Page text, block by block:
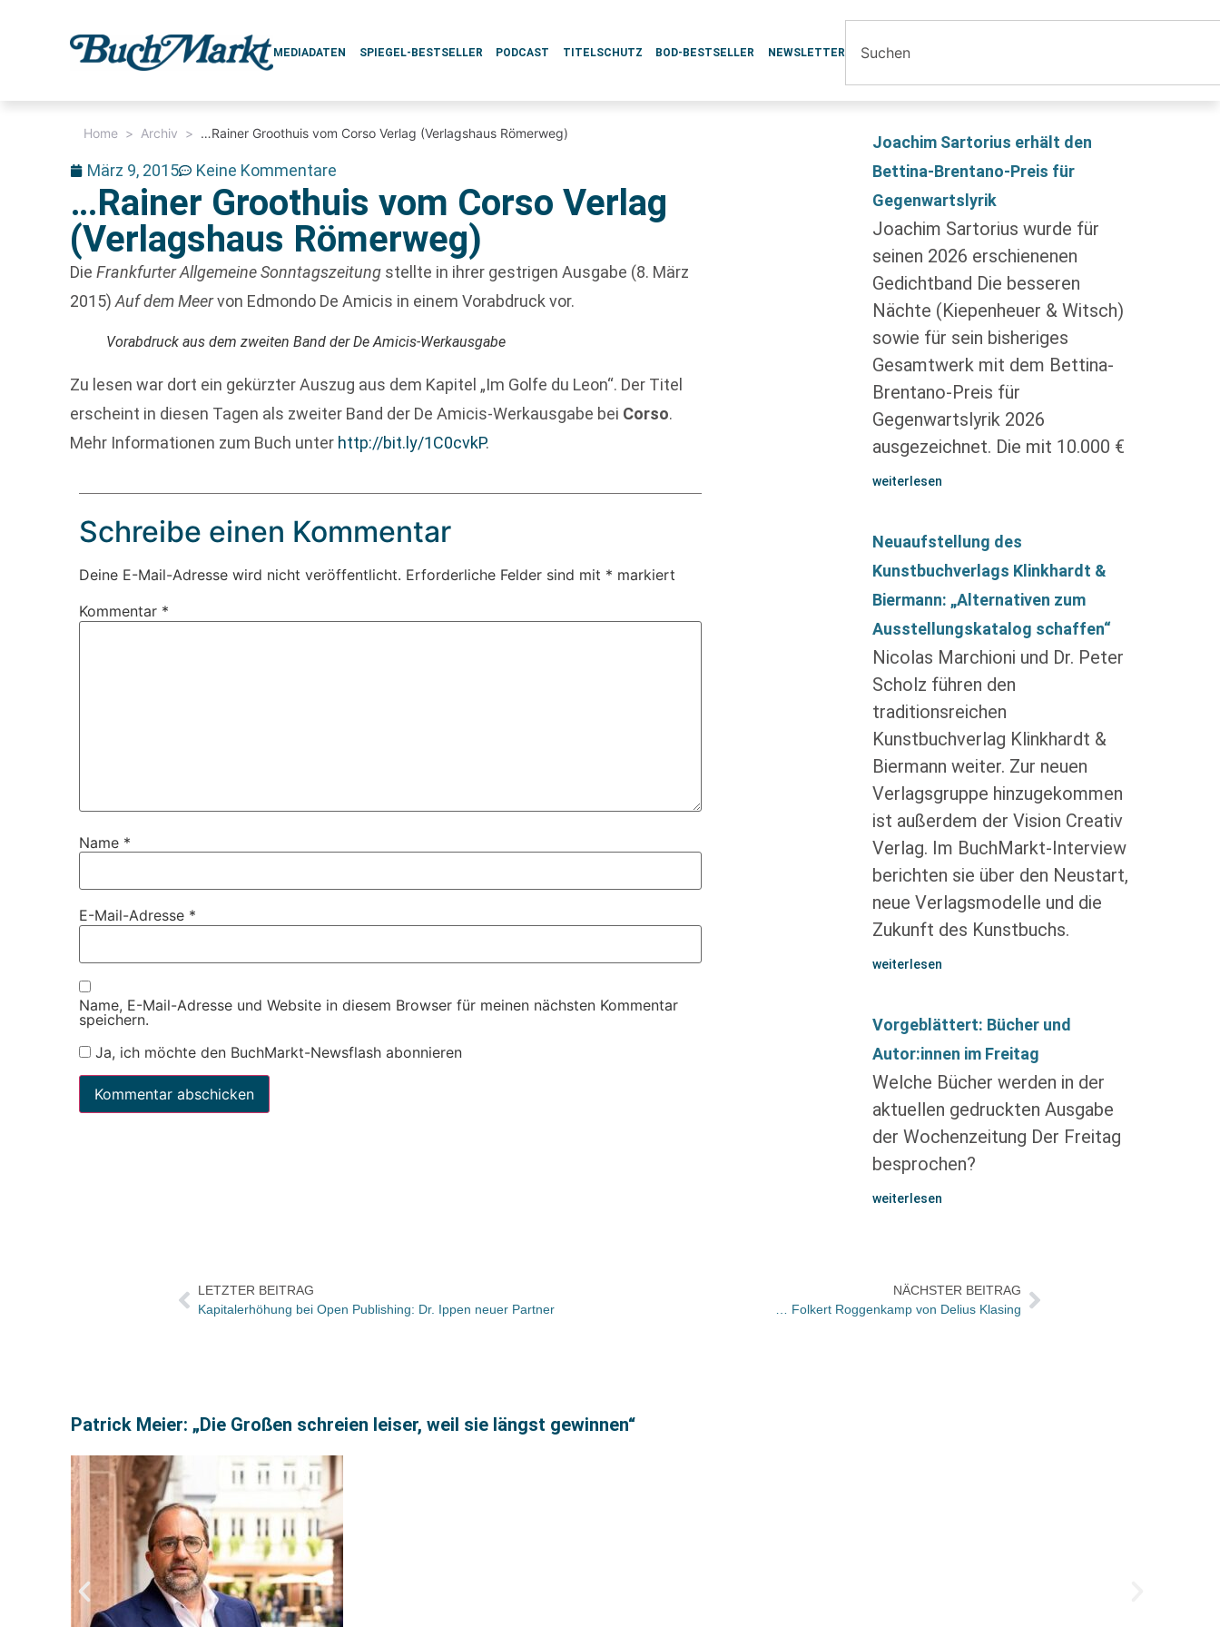
MEDIADATEN SPIEGEL-BESTSELLER PODCAST TITELSCHUTZ BOD-BESTSELLER NEWSLETTER
Home > Archiv > …Rainer Groothuis vom Corso Verlag (Verlagshaus Römerweg)
März 9, 2015 Keine Kommentare
…Rainer Groothuis vom Corso Verlag
(Verlagshaus Römerweg)
DieFrankfurter Allgemeine Sonntagszeitung stellte in ihrer gestrigen Ausgabe (8. März
2015)Auf dem Meervon Edmondo De Amicis in einem Vorabdruck vor.
Vorabdruck aus dem zweiten Band der De Amicis-Werkausgabe
Zu lesen war dort ein gekürzter Auszug aus dem Kapitel „Im Golfe du Leon“. Der Titel
erscheint in diesen Tagen als zweiter Band der De Amicis-Werkausgabe bei Corso.
Mehr Informationen zum Buch unter http://bit.ly/1C0cvkP.
Schreibe einen Kommentar
Deine E-Mail-Adresse wird nicht veröffentlicht. Erforderliche Felder sind mit * markiert
Kommentar *
Name *
E-Mail-Adresse *
Name, E-Mail-Adresse und Website in diesem Browser für meinen nächsten Kommentar
speichern.
Ja, ich möchte den BuchMarkt-Newsflash abonnieren
Joachim Sartorius erhält den
Bettina-Brentano-Preis für
Gegenwartslyrik
Joachim Sartorius wurde für
seinen 2026 erschienenen
Gedichtband Die besseren
Nächte (Kiepenheuer & Witsch)
sowie für sein bisheriges
Gesamtwerk mit dem Bettina-
Brentano-Preis für
Gegenwartslyrik 2026
ausgezeichnet. Die mit 10.000 €
weiterlesen
Neuaufstellung des
Kunstbuchverlags Klinkhardt &
Biermann: „Alternativen zum
Ausstellungskatalog schaffen“
Nicolas Marchioni und Dr. Peter
Scholz führen den
traditionsreichen
Kunstbuchverlag Klinkhardt &
Biermann weiter. Zur neuen
Verlagsgruppe hinzugekommen
ist außerdem der Vision Creativ
Verlag. Im BuchMarkt-Interview
berichten sie über den Neustart,
neue Verlagsmodelle und die
Zukunft des Kunstbuchs.
weiterlesen
Vorgeblättert: Bücher und
Autor:innen im Freitag
Welche Bücher werden in der
aktuellen gedruckten Ausgabe
der Wochenzeitung Der Freitag
besprochen?
weiterlesen
LETZTER BEITRAG
Kapitalerhöhung bei Open Publishing: Dr. Ippen neuer Partner
NÄCHSTER BEITRAG
… Folkert Roggenkamp von Delius Klasing
Patrick Meier: „Die Großen schreien leiser, weil sie längst gewinnen“